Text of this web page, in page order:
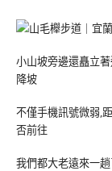
小山坡旁邊還矗立
降坡
不僅手機訊號微弱,
否前往
我們都大老遠來一